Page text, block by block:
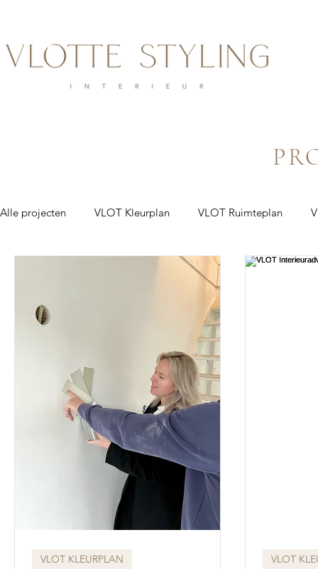
Alle projecten VLOT Kleurplan VLOT Ruimteplan
VLOT KLEURPLAN VLOT